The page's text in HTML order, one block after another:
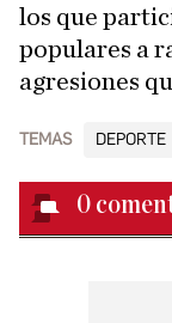
los que
populares a
agresiones
TEMAS DEPORTE
0